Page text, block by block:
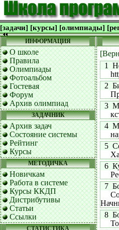
[задачи] [курсы] [олимпиады]
ИНФОРМАЦИЯ
О школе
Правила
Олимпиады
Фотоальбом
Гостевая
Форум
Архив олимпиад
ЗАДАЧНИК
Архив задач
Состояние системы
Рейтинг
Курсы
МЕТОДИЧКА
Новичкам
Работа в системе
Курсы ККДП
Дистрибутивы
Статьи
Ссылки
СТАТИСТИКА
1
2
3
4
5
6
7
8